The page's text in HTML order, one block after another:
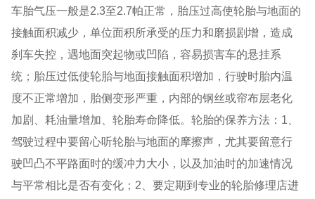
车胎气压一般是2.3至2.7帕正常，胎压过高使轮胎与地面的
接触面积减少，单位面积所承受的压力和磨损剧增，造成
刹车失控，遇地面突起物或凹陷，容易损害车的悬挂系
统；胎压过低使轮胎与地面接触面积增加，行驶时胎内温
度不正常增加，胎侧变形严重，内部的钢丝或帘布层老化
加剧、耗油量增加、轮胎寿命降低。轮胎的保养方法：1、
驾驶过程中要留心听轮胎与地面的摩擦声，尤其要留意行
驶凹凸不平路面时的缓冲力大小，以及加油时的加速情况
与平常相比是否有变化；2、要定期到专业的轮胎修理店进